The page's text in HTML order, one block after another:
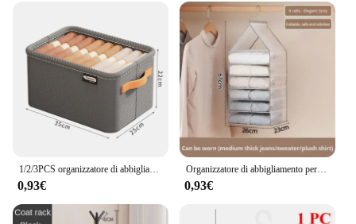
This Armadio con tavolo per hobby is not just a
piece of furniture; it's a versatile solution for
various environments. Its contemporary design
makes it suitable for home offices, workshops, or
even as a standalone piece in a living room or
bedroom. The ample storage space allows for the
organization of a wide range of items, from craft
supplies to office essentials. The sleek lines and
neutral color palette make it a seamless addition to
any decor, ensuring that functionality and style are
never compromised.
0,93€
Organizzatore di abbigliamento per guardaroba appeso organizzatore di tessuto per la casa organizzatore di sacchetti separatore di sacchetti di stoccaggio e borsa appesa
0,93€